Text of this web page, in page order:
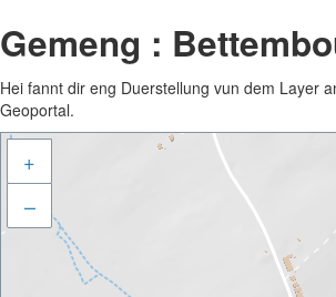
Gemeng :
Hei fannt dir eng Duerstellung vun dem Layer
Geoportal.
+
–